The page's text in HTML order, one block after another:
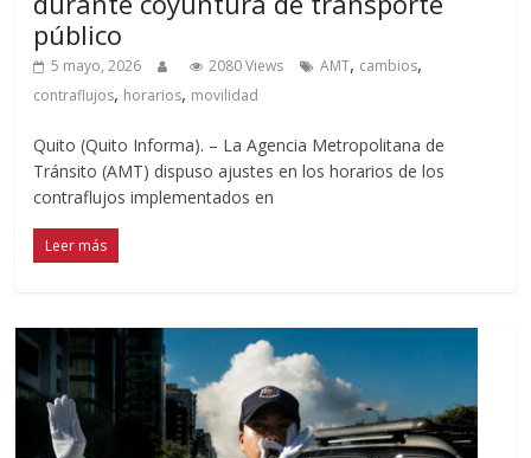
público
5 mayo, 2026 2080 Views AMT, cambios,
contraflujos, horarios, movilidad
Quito (Quito Informa). – La Agencia Metropolitana de
Tránsito (AMT) dispuso ajustes en los horarios de los
contraflujos implementados en
Leer más